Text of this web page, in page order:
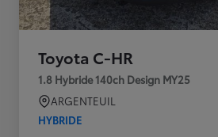
Toyota C-HR
1.8 Hybride 140ch Design MY25
ARGENTEUIL
HYBRIDE